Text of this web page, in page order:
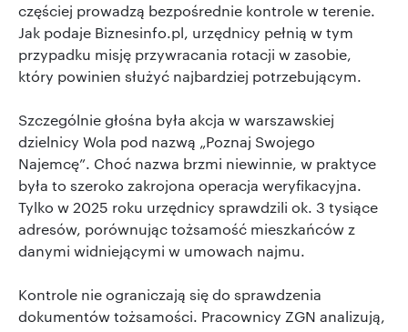
częściej prowadzą bezpośrednie kontrole w terenie.
Jak podaje Biznesinfo.pl, urzędnicy pełnią w tym
przypadku misję przywracania rotacji w zasobie,
który powinien służyć najbardziej potrzebującym.
Szczególnie głośna była akcja w warszawskiej
dzielnicy Wola pod nazwą „Poznaj Swojego
Najemcę”. Choć nazwa brzmi niewinnie, w praktyce
była to szeroko zakrojona operacja weryfikacyjna.
Tylko w 2025 roku urzędnicy sprawdzili ok. 3 tysiące
adresów, porównując tożsamość mieszkańców z
danymi widniejącymi w umowach najmu.
Kontrole nie ograniczają się do sprawdzenia
dokumentów tożsamości. Pracownicy ZGN analizują,